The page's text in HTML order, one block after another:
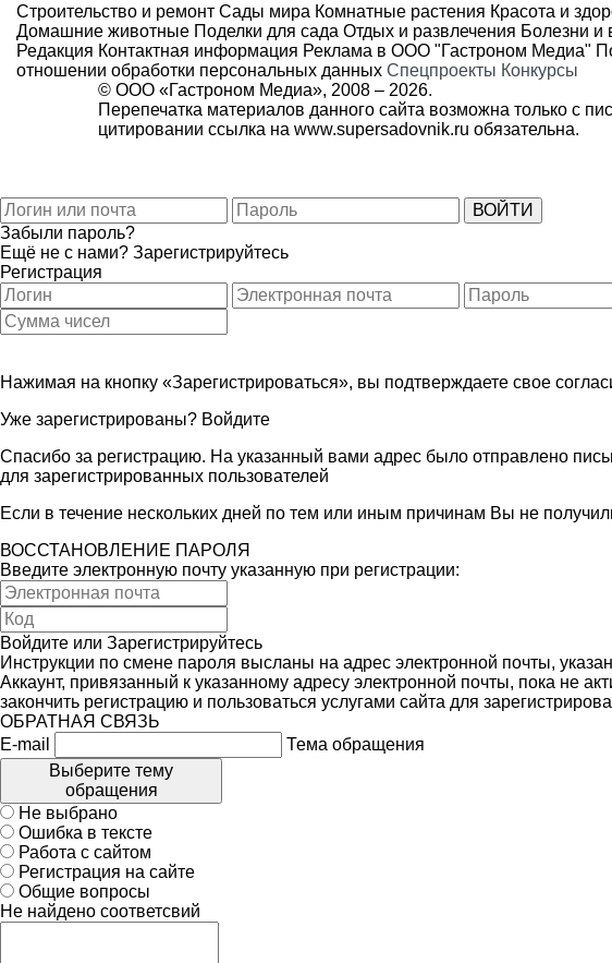
Строительство и ремонт Сады мира Комнатные растения Красота и
Домашние животные Поделки для сада Отдых и развлечения Болезни и
Редакция Контактная информация Реклама в ООО "Гастроном Медиа"
отношении обработки персональных данных Спецпроекты Конкурсы
© ООО «Гастроном Медиа», 2008 – 2026.
Перепечатка материалов данного сайта возможна только с
цитировании ссылка на www.supersadovnik.ru обязательна.
Забыли пароль?
Ещё не с нами? Зарегистрируйтесь
Регистрация
Нажимая на кнопку «Зарегистрироваться», вы подтверждаете свое
Уже зарегистрированы? Войдите
Спасибо за регистрацию. На указанный вами адрес было отправлено
для зарегистрированных пользователей
Если в течение нескольких дней по тем или иным причинам Вы не
ВОССТАНОВЛЕНИЕ ПАРОЛЯ
Введите электронную почту указанную при регистрации:
Войдите или Зарегистрируйтесь
Инструкции по смене пароля высланы на адрес электронной почты,
Аккаунт, привязанный к указанному адресу электронной почты, пока не
закончить регистрацию и пользоваться услугами сайта для
ОБРАТНАЯ СВЯЗЬ
E-mail
Тема обращения
Выберите тему
обращения
Не выбрано
Ошибка в тексте
Работа с сайтом
Регистрация на сайте
Общие вопросы
Не найдено соответсвий